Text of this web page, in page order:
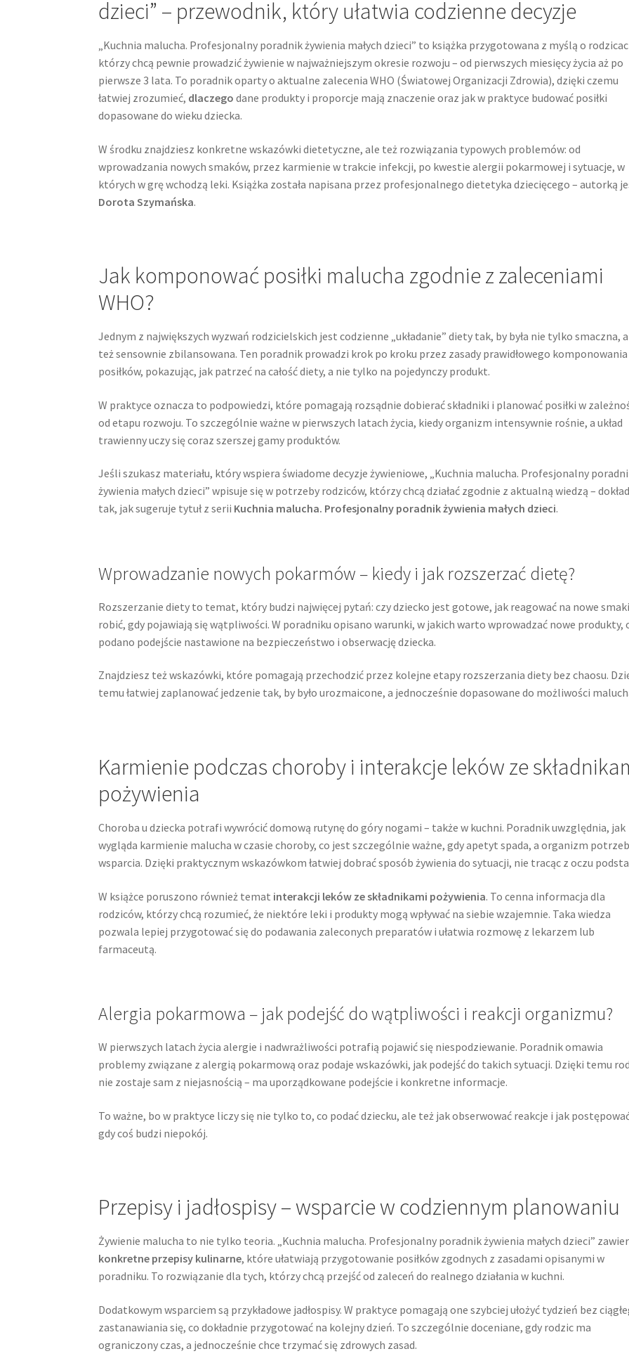
dzieci” – przewodnik, który ułatwia codzienne decyzje
„Kuchnia malucha. Profesjonalny poradnik żywienia małych dzieci” to książka przygotowana z myślą o
którzy chcą pewnie prowadzić żywienie w najważniejszym okresie rozwoju – od pierwszych miesięcy życia aż po
pierwsze 3 lata. To poradnik oparty o aktualne zalecenia WHO (Światowej Organizacji Zdrowia), dzięki czemu
łatwiej zrozumieć, dlaczego dane produkty i proporcje mają znaczenie oraz jak w praktyce budować posiłki
dopasowane do wieku dziecka.
W środku znajdziesz konkretne wskazówki dietetyczne, ale też rozwiązania typowych problemów: od
wprowadzania nowych smaków, przez karmienie w trakcie infekcji, po kwestie alergii pokarmowej i sytuacje, w
których w grę wchodzą leki. Książka została napisana przez profesjonalnego dietetyka dziecięcego – autorką
Dorota Szymańska.
Jak komponować posiłki malucha zgodnie z zaleceniami
WHO?
Jednym z największych wyzwań rodzicielskich jest codzienne „układanie” diety tak, by była nie tylko smaczna,
też sensownie zbilansowana. Ten poradnik prowadzi krok po kroku przez zasady prawidłowego komponowania
posiłków, pokazując, jak patrzeć na całość diety, a nie tylko na pojedynczy produkt.
W praktyce oznacza to podpowiedzi, które pomagają rozsądnie dobierać składniki i planować posiłki w
od etapu rozwoju. To szczególnie ważne w pierwszych latach życia, kiedy organizm intensywnie rośnie, a układ
trawienny uczy się coraz szerszej gamy produktów.
Jeśli szukasz materiału, który wspiera świadome decyzje żywieniowe, „Kuchnia malucha. Profesjonalny
żywienia małych dzieci” wpisuje się w potrzeby rodziców, którzy chcą działać zgodnie z aktualną wiedzą –
tak, jak sugeruje tytuł z serii Kuchnia malucha. Profesjonalny poradnik żywienia małych dzieci.
Wprowadzanie nowych pokarmów – kiedy i jak rozszerzać dietę?
Rozszerzanie diety to temat, który budzi najwięcej pytań: czy dziecko jest gotowe, jak reagować na nowe
robić, gdy pojawiają się wątpliwości. W poradniku opisano warunki, w jakich warto wprowadzać nowe produkty,
podano podejście nastawione na bezpieczeństwo i obserwację dziecka.
Znajdziesz też wskazówki, które pomagają przechodzić przez kolejne etapy rozszerzania diety bez chaosu.
temu łatwiej zaplanować jedzenie tak, by było urozmaicone, a jednocześnie dopasowane do możliwości
Karmienie podczas choroby i interakcje leków ze
pożywienia
Choroba u dziecka potrafi wywrócić domową rutynę do góry nogami – także w kuchni. Poradnik uwzględnia, jak
wygląda karmienie malucha w czasie choroby, co jest szczególnie ważne, gdy apetyt spada, a organizm
wsparcia. Dzięki praktycznym wskazówkom łatwiej dobrać sposób żywienia do sytuacji, nie tracąc z oczu
W książce poruszono również temat interakcji leków ze składnikami pożywienia. To cenna informacja dla
rodziców, którzy chcą rozumieć, że niektóre leki i produkty mogą wpływać na siebie wzajemnie. Taka wiedza
pozwala lepiej przygotować się do podawania zaleconych preparatów i ułatwia rozmowę z lekarzem lub
farmaceutą.
Alergia pokarmowa – jak podejść do wątpliwości i reakcji organizmu?
W pierwszych latach życia alergie i nadwrażliwości potrafią pojawić się niespodziewanie. Poradnik omawia
problemy związane z alergią pokarmową oraz podaje wskazówki, jak podejść do takich sytuacji. Dzięki temu
nie zostaje sam z niejasnością – ma uporządkowane podejście i konkretne informacje.
To ważne, bo w praktyce liczy się nie tylko to, co podać dziecku, ale też jak obserwować reakcje i jak
gdy coś budzi niepokój.
Przepisy i jadłospisy – wsparcie w codziennym planowaniu
Żywienie malucha to nie tylko teoria. „Kuchnia malucha. Profesjonalny poradnik żywienia małych dzieci”
konkretne przepisy kulinarne, które ułatwiają przygotowanie posiłków zgodnych z zasadami opisanymi w
poradniku. To rozwiązanie dla tych, którzy chcą przejść od zaleceń do realnego działania w kuchni.
Dodatkowym wsparciem są przykładowe jadłospisy. W praktyce pomagają one szybciej ułożyć tydzień bez
zastanawiania się, co dokładnie przygotować na kolejny dzień. To szczególnie doceniane, gdy rodzic ma
ograniczony czas, a jednocześnie chce trzymać się zdrowych zasad.